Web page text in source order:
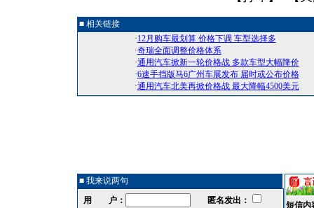
■ 相关链接
·12月购车最划算 价格下调 车型选择多
·奇瑞全面调整价格体系
·通用汽车掀新一轮价格战 多款车型大幅降价
·6速手挡版马6广州车展发布 届时或公布价格
·通用汽车北美再掀价格战 最大降幅4500美元
■ 我来说两句
用 户：
匿名发出：
短信内